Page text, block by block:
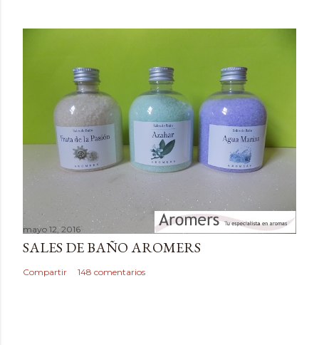
o
mayo 12, 2016
SALES DE BAÑO AROMERS
Compartir 148 comentarios